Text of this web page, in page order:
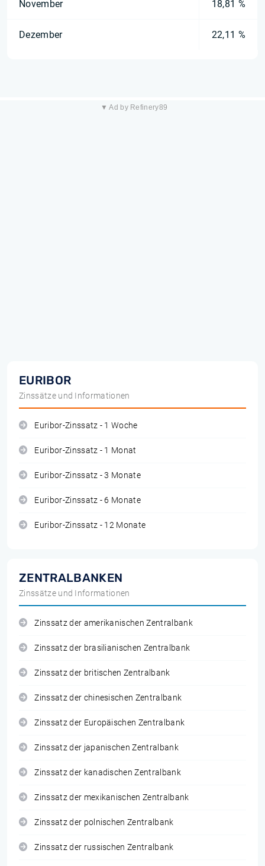
November 18,81 %
Dezember 22,11 %
▼ Ad by Refinery89
EURIBOR
Zinssätze und Informationen
Euribor-Zinssatz - 1 Woche
Euribor-Zinssatz - 1 Monat
Euribor-Zinssatz - 3 Monate
Euribor-Zinssatz - 6 Monate
Euribor-Zinssatz - 12 Monate
ZENTRALBANKEN
Zinssätze und Informationen
Zinssatz der amerikanischen Zentralbank
Zinssatz der brasilianischen Zentralbank
Zinssatz der britischen Zentralbank
Zinssatz der chinesischen Zentralbank
Zinssatz der Europäischen Zentralbank
Zinssatz der japanischen Zentralbank
Zinssatz der kanadischen Zentralbank
Zinssatz der mexikanischen Zentralbank
Zinssatz der polnischen Zentralbank
Zinssatz der russischen Zentralbank